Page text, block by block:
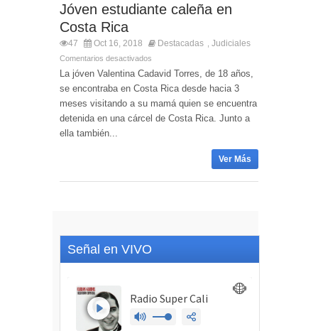
Jóven estudiante caleña en
Costa Rica
47 Oct 16, 2018 Destacadas Judiciales
Comentarios desactivados
La jóven Valentina Cadavid Torres, de 18 años,
se encontraba en Costa Rica desde hacia 3
meses visitando a su mamá quien se encuentra
detenida en una cárcel de Costa Rica. Junto a
ella también...
Ver Más
Señal en VIVO